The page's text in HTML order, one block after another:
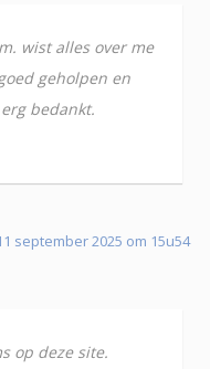
wist alles over me
geholpen en
bedankt.
september 2025 om 15u54
op deze site.